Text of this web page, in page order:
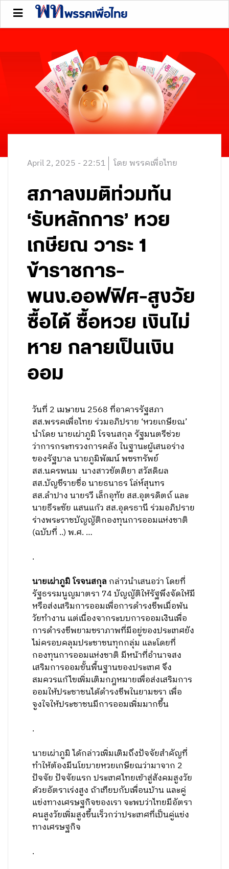
April 2, 2025 - 22:51 โดย พรรคเพื่อไทย
สภาลงมติท่วมท้น
‘รับหลักการ’ หวย
เกษียณ วาระ 1
ข้าราชการ-
พนง.ออฟฟิศ-สูงวัย
ซื้อได้ ซื้อหวย เงินไม่
หาย กลายเป็นเงิน
ออม
วันที่ 2 เมษายน 2568 ที่อาคารรัฐสภา
สส.พรรคเพื่อไทย ร่วมอภิปราย ‘หวยเกษียณ’
นำโดย นายเผ่าภูมิ โรจนสกุล รัฐมนตรีช่วย
ว่าการกระทรวงการคลัง ในฐานะผู้เสนอร่าง
ของรัฐบาล นายภูมิพัฒน์ พชรทรัพย์
สส.นครพนม นางสาวขัตติยา สวัสดิผล
สส.บัญชีรายชื่อ นายธนาธร โล่ห์สุนทร
สส.ลำปาง นายรวี เล็กอุทัย สส.อุตรดิตถ์ และ
นายธีระชัย แสนแก้ว สส.อุดรธานี ร่วมอภิปราย
ร่างพระราชบัญญัติกองทุนการออมแห่งชาติ
(ฉบับที่ ..) พ.ศ. …
.
นายเผ่าภูมิ โรจนสกุล กล่าวนำเสนอว่า โดยที่
รัฐธรรมนูญมาตรา 74 บัญญัติให้รัฐพึงจัดให้มี
หรือส่งเสริมการออมเพื่อการดำรงชีพเมื่อพ้น
วัยทำงาน แต่เนื่องจากระบบการออมเงินเพื่อ
การดำรงชีพยามชราภาพที่มีอยู่ของประเทศยัง
ไม่ครอบคลุมประชาชนทุกกลุ่ม และโดยที่
กองทุนการออมแห่งชาติ มีหน้าที่อำนาจสง
เสริมการออมขั้นพื้นฐานของประเทศ จึง
สมควรแก้ไขเพิ่มเติมกฎหมายเพื่อส่งเสริมการ
ออมให้ประชาชนได้ดำรงชีพในยามชรา เพื่อ
จูงใจให้ประชาชนมีการออมเพิ่มมากขึ้น
.
นายเผ่าภูมิ ได้กล่าวเพิ่มเติมถึงปัจจัยสำคัญที่
ทำให้ต้องมีนโยบายหวยเกษียณว่ามาจาก 2
ปัจจัย ปัจจัยแรก ประเทศไทยเข้าสู่สังคมสูงวัย
ด้วยอัตราเร่งสูง ถ้าเทียบกับเพื่อนบ้าน และคู่
แข่งทางเศรษฐกิจของเรา จะพบว่าไทยมีอัตรา
คนสูงวัยเพิ่มสูงขึ้นเร็วกว่าประเทศที่เป็นคู่แข่ง
ทางเศรษฐกิจ
.